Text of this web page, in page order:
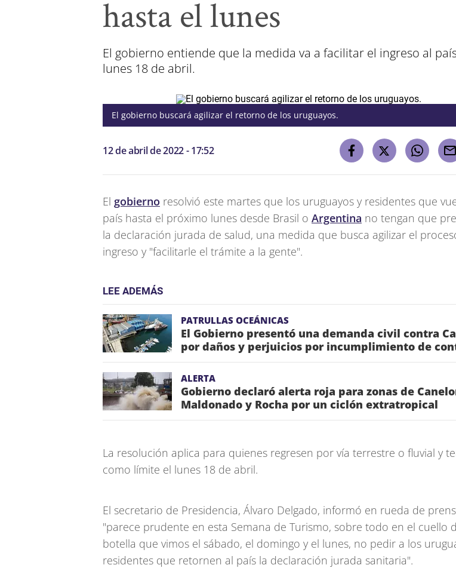
hasta el lunes
El gobierno entiende que la medida va a facilitar el ingreso al
lunes 18 de abril.
El gobierno buscará agilizar el retorno de los uruguayos.
12 de abril de 2022 - 17:52
El gobierno resolvió este martes que los uruguayos y residentes que
país hasta el próximo lunes desde Brasil o Argentina no tengan que
la declaración jurada de salud, una medida que busca agilizar el
ingreso y "facilitarle el trámite a la gente".
LEE ADEMÁS
PATRULLAS OCEÁNICAS
El Gobierno presentó una demanda civil contra
por daños y perjuicios por incumplimiento de
ALERTA
Gobierno declaró alerta roja para zonas de
Maldonado y Rocha por un ciclón extratropical
La resolución aplica para quienes regresen por vía terrestre o fluvial y
como límite el lunes 18 de abril.
El secretario de Presidencia, Álvaro Delgado, informó en rueda de
"parece prudente en esta Semana de Turismo, sobre todo en el cuello
botella que vimos el sábado, el domingo y el lunes, no pedir a los
residentes que retornen al país la declaración jurada sanitaria".